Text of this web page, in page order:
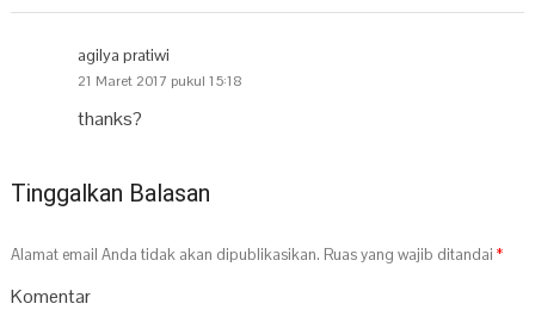
agilya pratiwi
21 Maret 2017 pukul 15:18
thanks?
Tinggalkan Balasan
Alamat email Anda tidak akan dipublikasikan. Ruas yang wajib ditandai*
Komentar